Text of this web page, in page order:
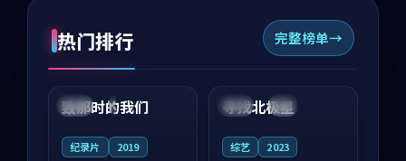
热门排行 完整榜单
中国 4K
99:22
致那时的我们
纪录片 2019
中国 4K
99:18
寻找北极星
综艺 2023